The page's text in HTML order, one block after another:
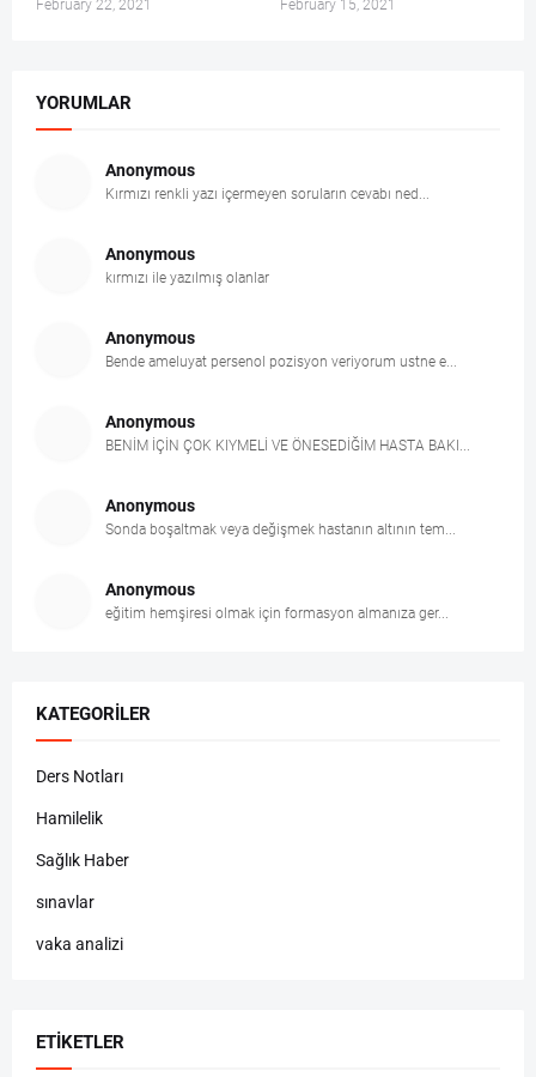
February 22, 2021 February 15, 2021
YORUMLAR
Anonymous
Kırmızı renkli yazı içermeyen soruların cevabı ned...
Anonymous
kırmızı ile yazılmış olanlar
Anonymous
Bende ameluyat persenol pozisyon veriyorum ustne e...
Anonymous
BENİM İÇİN ÇOK KIYMELİ VE ÖNESEDİĞİM HASTA BAKI...
Anonymous
Sonda boşaltmak veya değişmek hastanın altının tem...
Anonymous
eğitim hemşiresi olmak için formasyon almanıza ger...
KATEGORILER
Ders Notları
Hamilelik
Sağlık Haber
sınavlar
vaka analizi
ETIKETLER